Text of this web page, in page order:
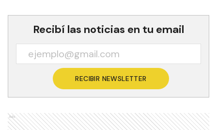
Recibí las noticias en tu email
RECIBIR NEWSLETTER
Ads